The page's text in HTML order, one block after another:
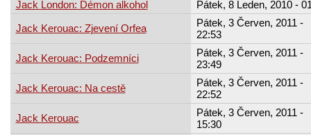
Jack London: Démon alkohol
Pátek, 8 Leden, 2010 -
Jack Kerouac: Zjevení Orfea
Pátek, 3 Červen, 2011 -
22:53
Jack Kerouac: Podzemníci
Pátek, 3 Červen, 2011 -
23:49
Jack Kerouac: Na cestě
Pátek, 3 Červen, 2011 -
22:52
Jack Kerouac
Pátek, 3 Červen, 2011 -
15:30